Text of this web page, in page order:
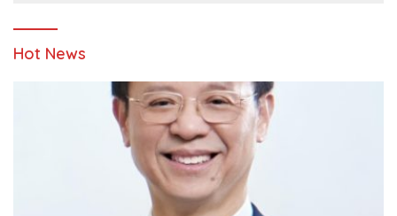
Hot News